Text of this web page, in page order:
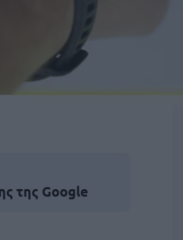
της Google